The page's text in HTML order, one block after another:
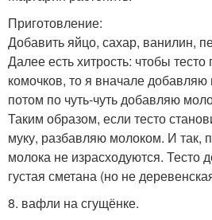
Приготовление:
Добавить яйцо, сахар, ванилин,
Далее есть хитрость: чтобы тесто
комочков, то я вначале
потом по чуть-чуть добавляю
Таким образом, если тесто
муку, разбавляю молоком. И так,
молока не израсходуются. Тесто
густая сметана (но не
8. вафли на сгущёнке.